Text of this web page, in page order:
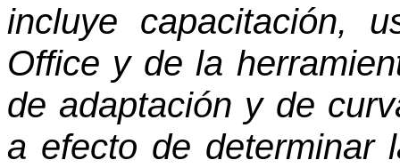
incluye capacitación,
Office y de la
de adaptación y de
a efecto de determinar